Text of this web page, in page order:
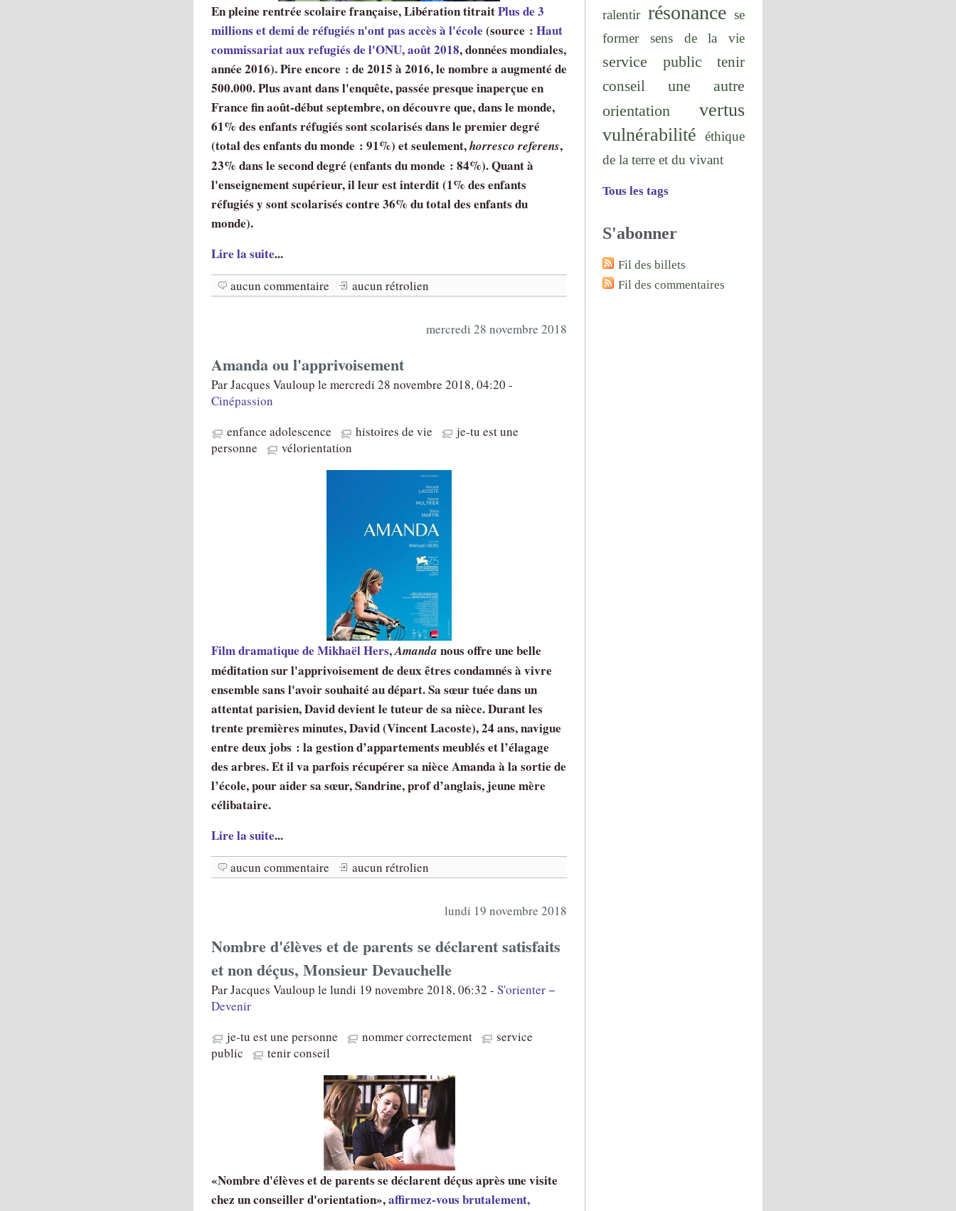
En pleine rentrée scolaire française, Libération titraitPlus de 3
millions et demi de réfugiés n'ont pas accès à l'école (source : Haut
commissariat aux refugiés de l'ONU, août 2018, données mondiales,
année 2016). Pire encore : de 2015 à 2016, le nombre a augmenté de
500.000. Plus avant dans l'enquête, passée presque inaperçue en
France fin août-début septembre, on découvre que, dans le monde,
61% des enfants réfugiés sont scolarisés dans le premier degré
(total des enfants du monde : 91%) et seulement,horresco referens,
23% dans le second degré (enfants du monde : 84%). Quant à
l'enseignement supérieur, il leur est interdit (1% des enfants
réfugiés y sont scolarisés contre 36% du total des enfants du
monde).
Lire la suite...
aucun commentaire aucun rétrolien
mercredi 28 novembre 2018
Amanda ou l'apprivoisement
Par Jacques Vauloup le mercredi 28 novembre 2018, 04:20 -
Cinépassion
enfance adolescence
histoires de vie
je-tu est une
personne
vélorientation
Film dramatique de Mikhaël Hers,Amanda nous offre une belle
méditation sur l'apprivoisement de deux êtres condamnés à vivre
ensemble sans l'avoir souhaité au départ. Sa sœur tuée dans un
attentat parisien, David devient le tuteur de sa nièce. Durant les
trente premières minutes, David (Vincent Lacoste), 24 ans, navigue
entre deux jobs : la gestion d’appartements meublés et l’élagage
des arbres. Et il va parfois récupérer sa nièce Amanda à la sortie de
l’école, pour aider sa sœur, Sandrine, prof d’anglais, jeune mère
célibataire.
Lire la suite...
aucun commentaire aucun rétrolien
lundi 19 novembre 2018
Nombre d'élèves et de parents se déclarent satisfaits
et non déçus, Monsieur Devauchelle
Par Jacques Vauloup le lundi 19 novembre 2018, 06:32 - S'orienter −
Devenir
je-tu est une personne
nommer correctement
service
public
tenir conseil
Nombre d'élèves et de parents se déclarent déçus après une visite
chez un conseiller d'orientation ,affirmez-vous brutalement,
ralentir résonance se
former
sens de la vie
service public
tenir
conseil
une autre
orientation
vertus
vulnérabilité
éthique
de la terre et du vivant
Tous les tags
S'abonner
Fil des billets
Fil des commentaires